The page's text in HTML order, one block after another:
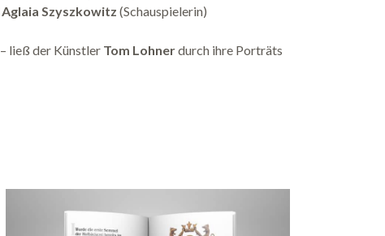
Aglaia Szyszkowitz (Schauspielerin)
– ließ der Künstler Tom Lohnerdurch ihre Porträts